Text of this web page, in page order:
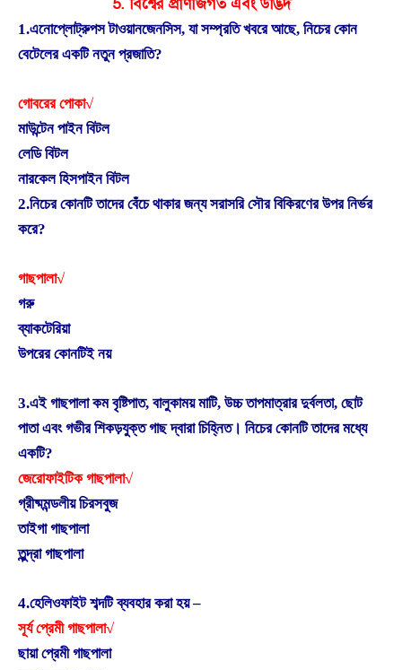
1.এনোপ্লোট্রুপস টাওয়ানজেনসিস, যা সম্প্রতি খবরে আছে, নিচের কোন
বেটেলের একটি নতুন প্রজাতি?
গোবরের পোকা√
মাউন্টেন পাইন বিটল
লেডি বিটল
নারকেল হিসপাইন বিটল
2.নিচের কোনটি তাদের বেঁচে থাকার জন্য সরাসরি সৌর বিকিরণের উপর নির্ভর
করে?
গাছপালা√
গরু
ব্যাকটেরিয়া
উপরের কোনটিই নয়
3.এই গাছপালা কম বৃষ্টিপাত, বালুকাময় মাটি, উচ্চ তাপমাত্রার দুর্বলতা, ছোট
পাতা এবং গভীর শিকড়যুক্ত গাছ দ্বারা চিহ্নিত। নিচের কোনটি তাদের মধ্যে
একটি?
জেরোফাইটিক গাছপালা√
গ্রীষ্মমন্ডলীয় চিরসবুজ
তাইগা গাছপালা
তুন্দ্রা গাছপালা
4.হেলিওফাইট শব্দটি ব্যবহার করা হয় –
সূর্য প্রেমী গাছপালা√
ছায়া প্রেমী গাছপালা